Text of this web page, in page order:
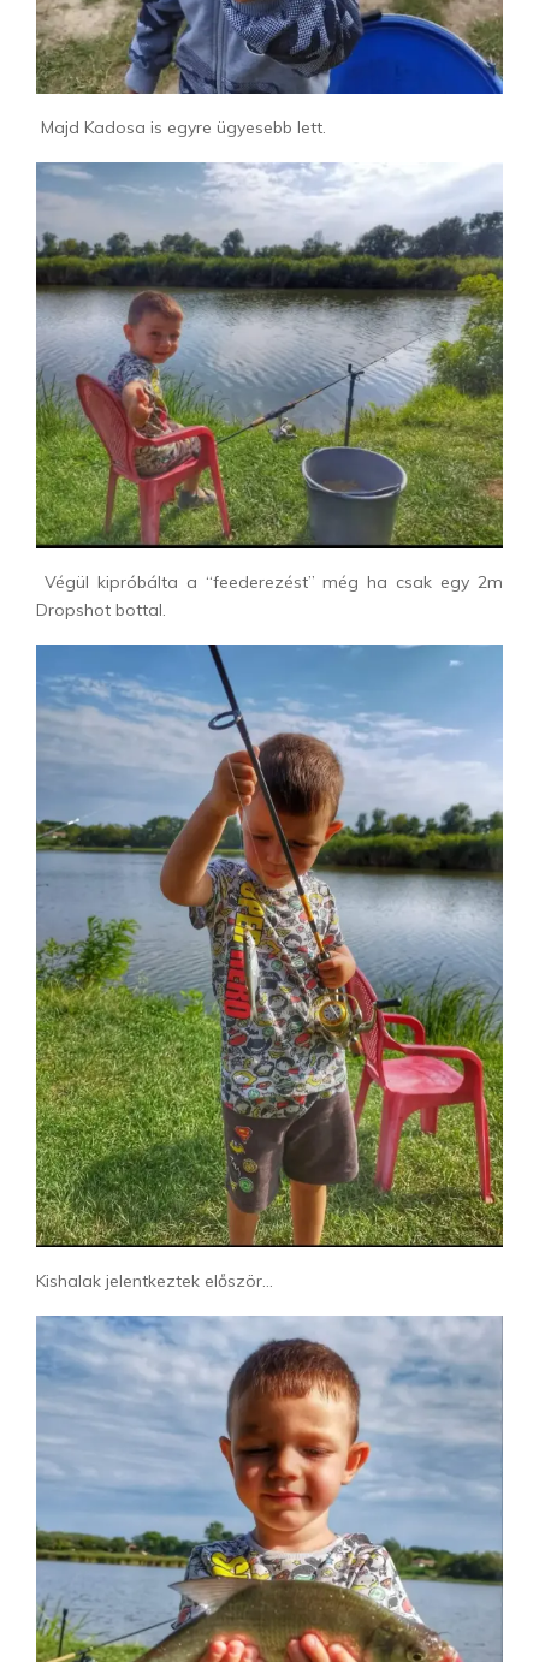
Majd Kadosa is egyre ügyesebb lett.
Végül kipróbálta a “feederezést” még ha csak egy 2m
Dropshot bottal.
Kishalak jelentkeztek először…